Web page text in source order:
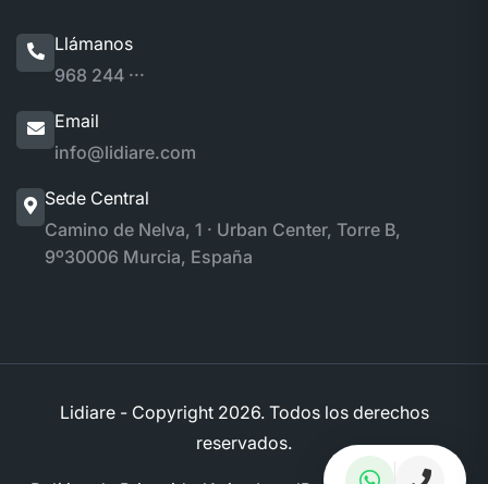
Llámanos
968 244 ···
Email
info@lidiare.com
Sede Central
Camino de Nelva, 1 · Urban Center, Torre B,
9º30006 Murcia, España
Lidiare - Copyright 2026. Todos los derechos
reservados.